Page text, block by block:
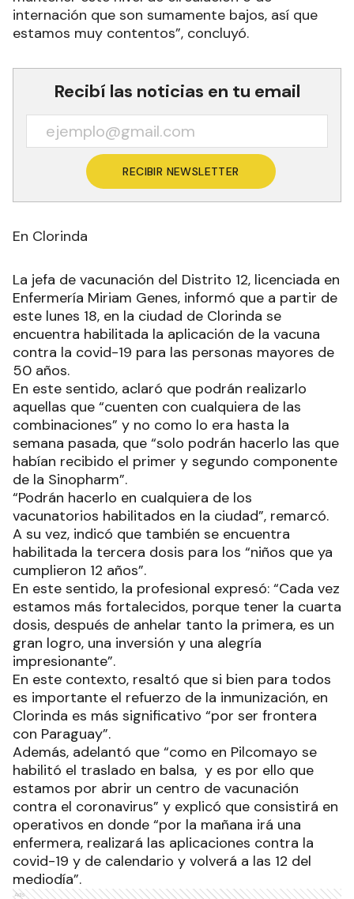
internación que son sumamente bajos, así que
estamos muy contentos”, concluyó.
Recibí las noticias en tu email
RECIBIR NEWSLETTER
En Clorinda
La jefa de vacunación del Distrito 12, licenciada en
Enfermería Miriam Genes, informó que a partir de
este lunes 18, en la ciudad de Clorinda se
encuentra habilitada la aplicación de la vacuna
contra la covid-19 para las personas mayores de
50 años.
En este sentido, aclaró que podrán realizarlo
aquellas que “cuenten con cualquiera de las
combinaciones” y no como lo era hasta la
semana pasada, que “solo podrán hacerlo las que
habían recibido el primer y segundo componente
de la Sinopharm”.
“Podrán hacerlo en cualquiera de los
vacunatorios habilitados en la ciudad”, remarcó.
A su vez, indicó que también se encuentra
habilitada la tercera dosis para los “niños que ya
cumplieron 12 años”.
En este sentido, la profesional expresó: “Cada vez
estamos más fortalecidos, porque tener la cuarta
dosis, después de anhelar tanto la primera, es un
gran logro, una inversión y una alegría
impresionante”.
En este contexto, resaltó que si bien para todos
es importante el refuerzo de la inmunización, en
Clorinda es más significativo “por ser frontera
con Paraguay”.
Además, adelantó que “como en Pilcomayo se
habilitó el traslado en balsa, y es por ello que
estamos por abrir un centro de vacunación
contra el coronavirus” y explicó que consistirá en
operativos en donde “por la mañana irá una
enfermera, realizará las aplicaciones contra la
covid-19 y de calendario y volverá a las 12 del
mediodía”.
Ads